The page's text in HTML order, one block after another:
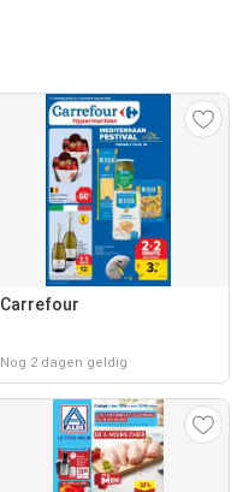
Carrefour
Nog 2 dagen geldig